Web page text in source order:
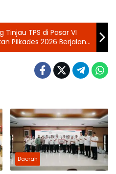
Tinjau TPS di Pasar VI
Pilkades 2026 Berjalan
Daerah